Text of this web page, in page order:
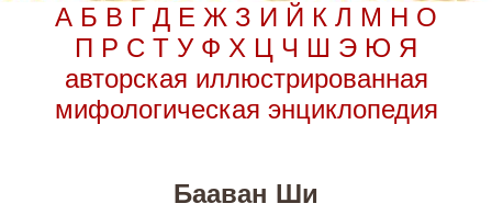
А Б В Г Д Е Ж З И Й К Л М Н О
П Р С Т У Ф Х Ц Ч Ш Э Ю Я
авторская иллюстрированная
мифологическая энциклопедия
Бааван Ши